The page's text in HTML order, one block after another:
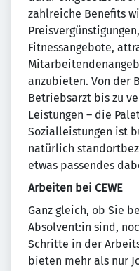
zahlreiche Benefits
Fitnessangebote,
anzubieten. Von der
Betriebsarzt bis zu
Leistungen – die
Sozialleistungen ist
natürlich
etwas passendes
Arbeiten bei CEWE
Ganz gleich, ob Sie
Absolvent:in sind,
Schritte in der
bieten mehr als nur